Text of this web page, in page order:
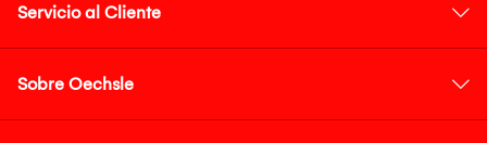
Servicio al Cliente
Sobre Oechsle